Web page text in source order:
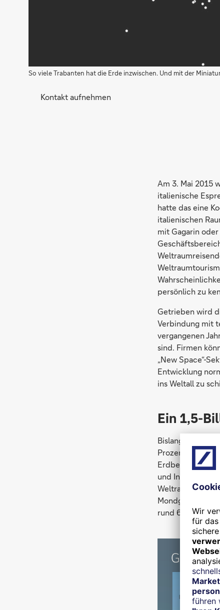
So viele Trabanten hat die Erde inzwischen. Und mit der
Kontakt aufnehmen
Am 3. Mai 2015
italienische
hatte das eine
italienischen
mit Gagarin
persönlich zu
Getrieben wird
Verbindung mit
vergangenen
sind. Firmen
„New Space“-
Entwicklung
ins Weltall zu
Ein 1,5-
Bislang (und auf
Prozent des
und Internet.
Mondgestein –
rund 600